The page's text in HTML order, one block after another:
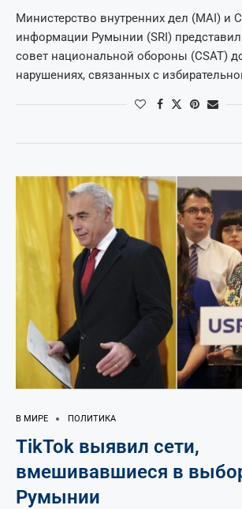
Министерство внутренних дел (MAI) и
информации Румынии (SRI)
совет национальной обороны (CSAT)
нарушениях, связанных с
В МИРЕ ПОЛИТИКА
TikTok выявил сети,
вмешивавшиеся в
Румынии